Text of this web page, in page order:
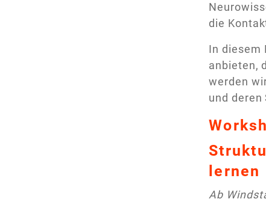
die
In diesem
anbieten,
werden
und
lernen
Ab